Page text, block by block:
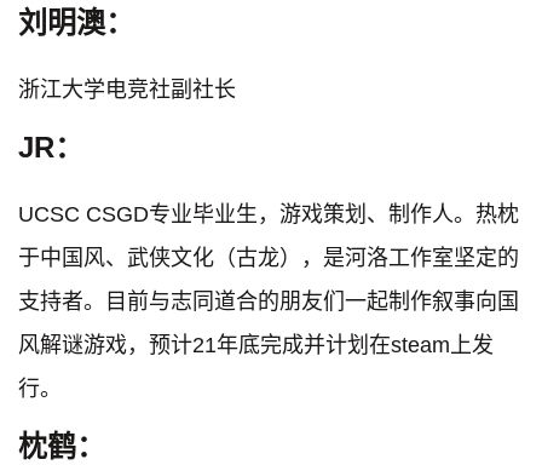
刘明澳：
浙江大学电竞社副社长
JR：
UCSC CSGD专业毕业生，游戏策划、制作人。热枕
于中国风、武侠文化（古龙），是河洛工作室坚定的
支持者。目前与志同道合的朋友们一起制作叙事向国
风解谜游戏，预计21年底完成并计划在steam上发
行。
枕鹤：